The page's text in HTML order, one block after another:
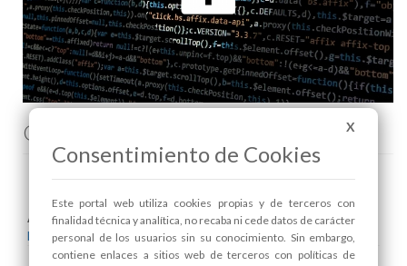
Comenta esta noticia en Facebook
Areas relacionadas:
Nuevas Tecnologías
X
Consentimiento de Cookies
Este portal web utiliza cookies propias y de terceros con
finalidad técnica y analítica, no recaba ni cede datos de carácter
personal de los usuarios sin su conocimiento. Sin embargo,
contiene enlaces a sitios web de terceros con políticas de